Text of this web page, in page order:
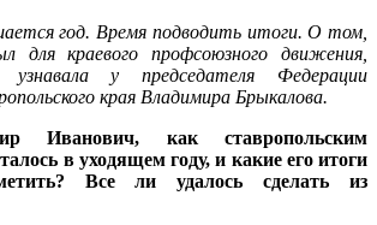
год. Время подводить итоги. О том,
для краевого профсоюзного движения,
у председателя Федерации
края Владимира Брыкалова.
Иванович, как ставропольским
в уходящем году, и какие его итоги
Все ли удалось сделать из